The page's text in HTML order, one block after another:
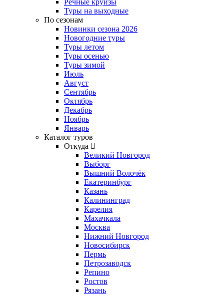
Речные круизы
Туры на выходные
По сезонам
Новинки сезона 2026
Новогодние туры
Туры летом
Туры осенью
Туры зимой
Июль
Август
Сентябрь
Октябрь
Декабрь
Ноябрь
Январь
Каталог туров
Откуда
Великий Новгород
Выборг
Вышний Волочёк
Екатеринбург
Казань
Калининград
Карелия
Махачкала
Москва
Нижний Новгород
Новосибирск
Пермь
Петрозаводск
Репино
Ростов
Рязань